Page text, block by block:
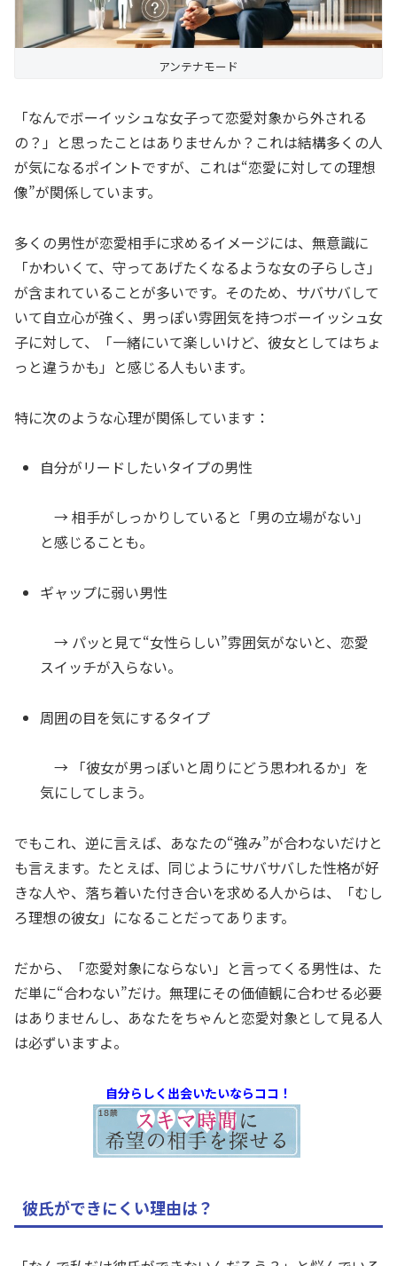
アンテナモード
「なんでボーイッシュな女子って恋愛対象から外される
の？」と思ったことはありませんか？これは結構多くの人
が気になるポイントですが、これは“恋愛に対しての理想
像”が関係しています。
多くの男性が恋愛相手に求めるイメージには、無意識に
「かわいくて、守ってあげたくなるような女の子らしさ」
が含まれていることが多いです。そのため、サバサバして
いて自立心が強く、男っぽい雰囲気を持つボーイッシュ女
子に対して、「一緒にいて楽しいけど、彼女としてはちょ
っと違うかも」と感じる人もいます。
特に次のような心理が関係しています：
自分がリードしたいタイプの男性
→ 相手がしっかりしていると「男の立場がない」
と感じることも。
ギャップに弱い男性
→ パッと見て“女性らしい”雰囲気がないと、恋愛
スイッチが入らない。
周囲の目を気にするタイプ
→ 「彼女が男っぽいと周りにどう思われるか」を
気にしてしまう。
でもこれ、逆に言えば、あなたの“強み”が合わないだけと
も言えます。たとえば、同じようにサバサバした性格が好
きな人や、落ち着いた付き合いを求める人からは、「むし
ろ理想の彼女」になることだってあります。
だから、「恋愛対象にならない」と言ってくる男性は、た
だ単に“合わない”だけ。無理にその価値観に合わせる必要
はありませんし、あなたをちゃんと恋愛対象として見る人
は必ずいますよ。
自分らしく出会いたいならココ！
彼氏ができにくい理由は？